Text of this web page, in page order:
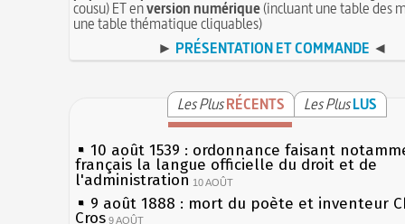
cousu) ET enversion numérique(incluant une table des
une table thématique cliquables)
► PRÉSENTATION ET COMMANDE ◄
Les PlusRÉCENTS Les PlusLUS
10 août 1539 : ordonnance faisant
français la langue officielle du droit et de
l'administration 10 AOÛT
9 août 1888 : mort du poète et inventeur
Cros 9 AOÛT